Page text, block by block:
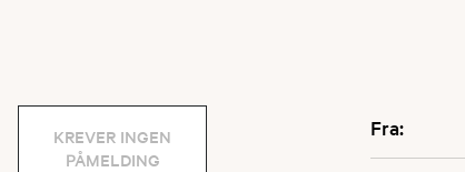
Fra:
KREVER INGEN
PÅMELDING